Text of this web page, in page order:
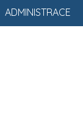
ADMINISTRACE